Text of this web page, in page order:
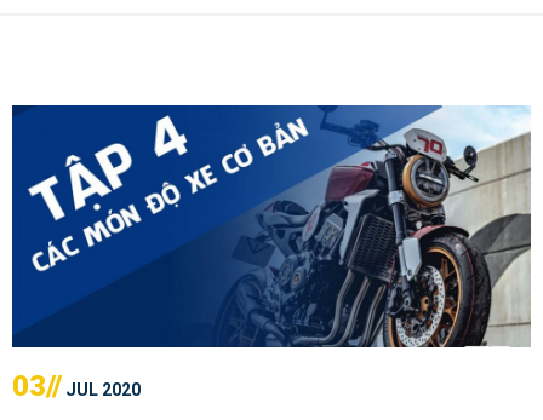
03// JUL 2020